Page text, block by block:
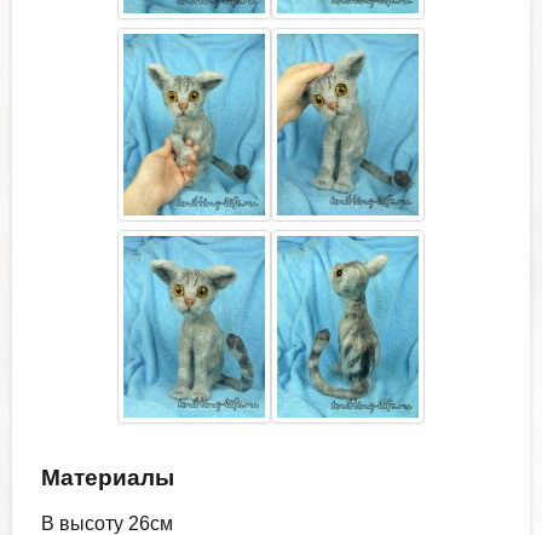
Материалы
В высоту 26см